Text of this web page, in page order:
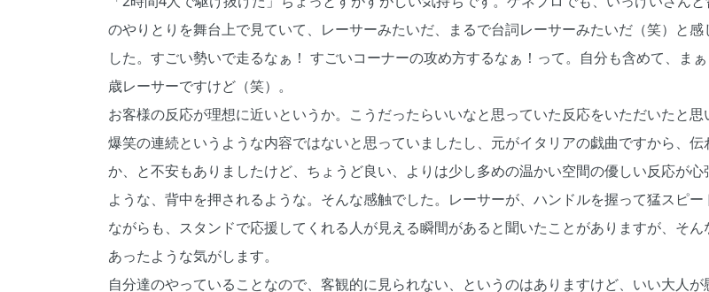
のやりとりを舞台上で見ていて、レーサーみたいだ、まるで台詞レーサーみたいだ（笑）と感
した。すごい勢いで走るなぁ！ すごいコーナーの攻め方するなぁ！って。自分も含めて、ま
歳レーサーですけど（笑）。
お客様の反応が理想に近いというか。こうだったらいいなと思っていた反応をいただいたと思
爆笑の連続というような内容ではないと思っていましたし、元がイタリアの戯曲ですから、伝
か、と不安もありましたけど、ちょうど良い、よりは少し多めの温かい空間の優しい反応が心
ような、背中を押されるような。そんな感触でした。レーサーが、ハンドルを握って猛スピー
ながらも、スタンドで応援してくれる人が見える瞬間があると聞いたことがありますが、そん
あったような気がします。
自分達のやっていることなので、客観的に見られない、というのはありますけど、いい大人が